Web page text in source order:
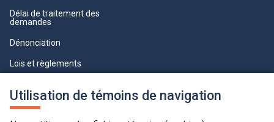
Utilisation de témoins de navigation
Délai de traitement des
demandes
Dénonciation
Lois et règlements
professionnelle